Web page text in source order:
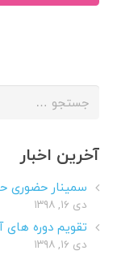
جستجو
آخرین اخبار
سمینار حضوری
دی ۱۶, ۱۳۹۸
تقویم دوره های
دی ۱۶, ۱۳۹۸